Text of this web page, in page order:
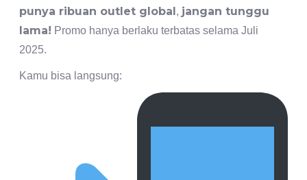
punya ribuan outlet global , jangan tunggu
lama! Promo hanya berlaku terbatas selama Juli
2025.
Kamu bisa langsung: